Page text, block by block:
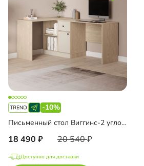
-10%
Письменный стол Виггинс-2 угловой
18 490 20 540
Доступно для доставки